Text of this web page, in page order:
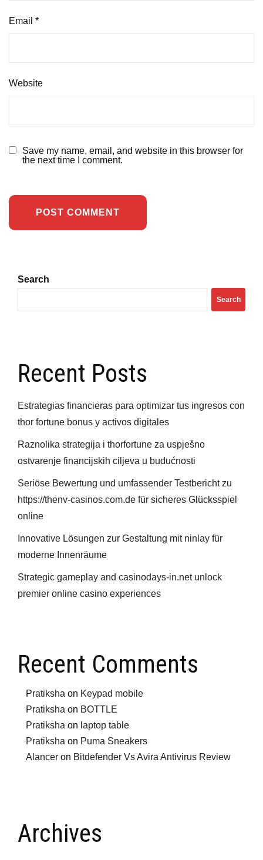
Email *
Website
Save my name, email, and website in this browser for
the next time I comment.
Search
Search
Recent Posts
Estrategias financieras para optimizar tus ingresos con
thor fortune bonus y activos digitales
Raznolika strategija i thorfortune za uspješno
ostvarenje financijskih ciljeva u budućnosti
Seriöse Bewertung und umfassender Testbericht zu
https://thenv-casinos.com.de für sicheres Glücksspiel
online
Innovative Lösungen zur Gestaltung mit ninlay für
moderne Innenräume
Strategic gameplay and casinodays-in.net unlock
premier online casino experiences
Recent Comments
Pratiksha on Keypad mobile
Pratiksha on BOTTLE
Pratiksha on laptop table
Pratiksha on Puma Sneakers
Alancer on Bitdefender Vs Avira Antivirus Review
Archives